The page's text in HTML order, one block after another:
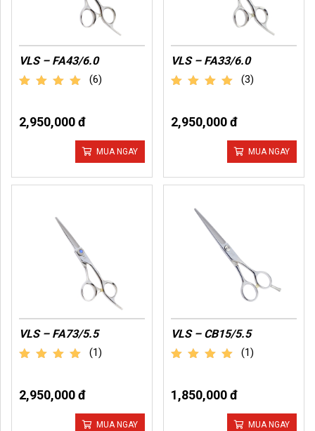
VLS – FA43/6.0
(6)
2,950,000 đ
MUA NGAY
VLS – FA33/6.0
(3)
2,950,000 đ
MUA NGAY
VLS – FA73/5.5
(1)
2,950,000 đ
MUA NGAY
VLS – CB15/5.5
(1)
1,850,000 đ
MUA NGAY